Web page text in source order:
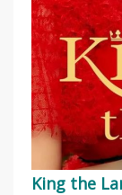
King the